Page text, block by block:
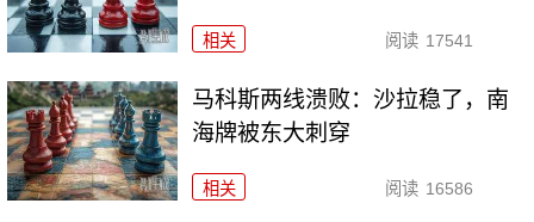
相关 阅读 17541
马科斯两线溃败：沙拉稳了，南
海牌被东大刺穿
相关 阅读 16586